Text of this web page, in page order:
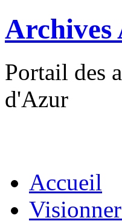
Archives
Portail des
d'Azur
Accueil